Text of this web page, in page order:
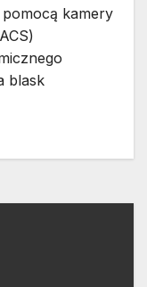
kamery
blask